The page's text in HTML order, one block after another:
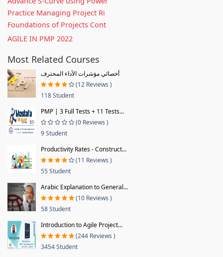
Practice Managing Project Ri
Foundations of Projects Cont
AGILE IN PMP 2022
Most Related Courses
أخصائي مؤشرات الأداء المحترف
(12 Reviews )
118 Student
PMP | 3 Full Tests + 11 Tests...
(0 Reviews )
9 Student
Productivity Rates - Construct...
(11 Reviews )
55 Student
Arabic Explanation to General...
(10 Reviews )
58 Student
Introduction to Agile Project...
(244 Reviews )
3454 Student